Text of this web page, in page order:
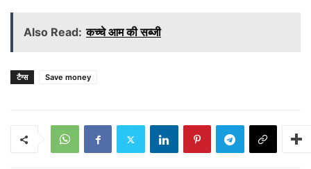
Also Read: कच्चे आम की सब्जी
टैग्स Save money